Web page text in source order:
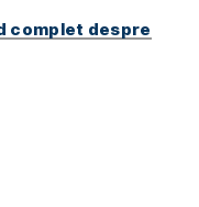
complet despre